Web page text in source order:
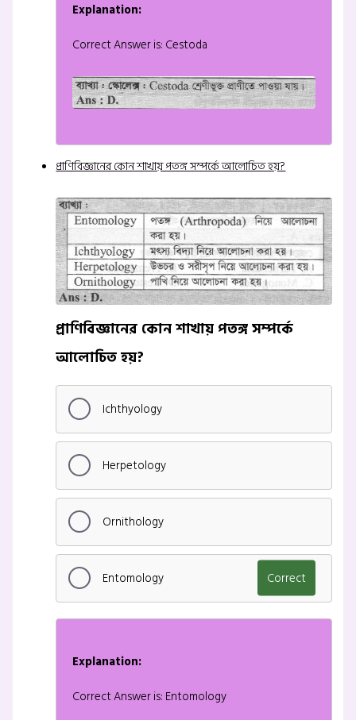
Explanation:
Correct Answer is: Cestoda
প্রাণিবিজ্ঞানের কোন শাখায় পতঙ্গ সম্পর্কে আলোচিত হয়?
প্রাণিবিজ্ঞানের কোন শাখায় পতঙ্গ সম্পর্কে
আলোচিত হয়?
Ichthyology
Herpetology
Ornithology
Entomology Correct
Explanation:
Correct Answer is: Entomology